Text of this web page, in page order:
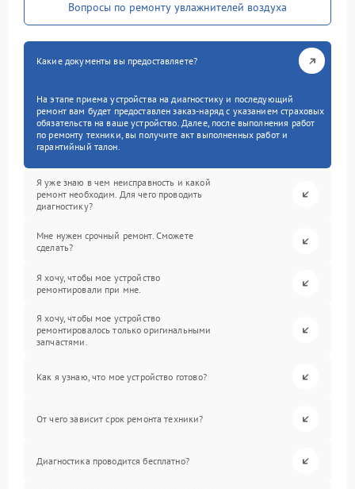
Вопросы по ремонту увлажнителей воздуха
Какие документы вы предоставляете?
На этапе приема устройства на диагностику и последующий
ремонт вам будет предоставлен заказ-наряд с указанием страховых
обязательств на ваше устройство. Далее, после выполнения работ
по ремонту техники, вы получите акт выполненных работ и
гарантийный талон.
Я уже знаю в чем неисправность и какой
ремонт необходим. Для чего проводить
диагностику?
Мне нужен срочный ремонт. Сможете
сделать?
Я хочу, чтобы мое устройство
ремонтировали при мне.
Я хочу, чтобы мое устройство
ремонтировалось только оригинальными
запчастями.
Как я узнаю, что мое устройство готово?
От чего зависит срок ремонта техники?
Диагностика проводится бесплатно?